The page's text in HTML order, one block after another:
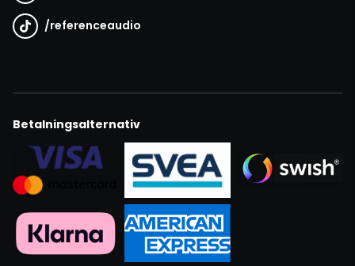
/referenceaudio
Betalningsalternativ